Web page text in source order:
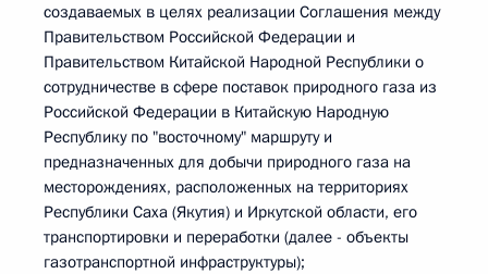
создаваемых в целях реализации Соглашения между
Правительством Российской Федерации и
Правительством Китайской Народной Республики о
сотрудничестве в сфере поставок природного газа из
Российской Федерации в Китайскую Народную
Республику по "восточному" маршруту и
предназначенных для добычи природного газа на
месторождениях, расположенных на территориях
Республики Саха (Якутия) и Иркутской области, его
транспортировки и переработки (далее - объекты
газотранспортной инфраструктуры);